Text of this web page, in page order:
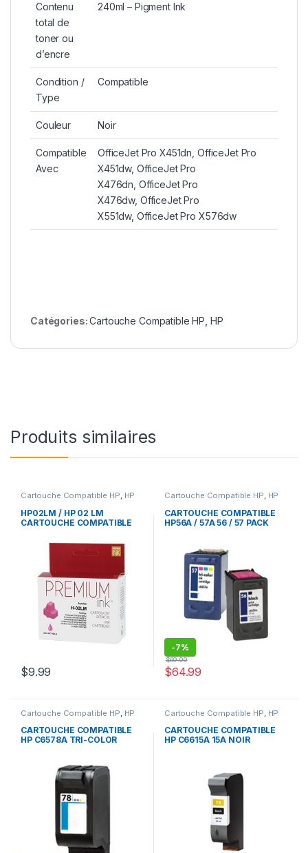
Contenu
total de
toner ou
d’encre
240ml – Pigment Ink
Condition /
Type
Compatible
Couleur Noir
Compatible
Avec
OfficeJet Pro X451dn, OfficeJet Pro
X451dw, OfficeJet Pro
X476dn, OfficeJet Pro
X476dw, OfficeJet Pro
X551dw, OfficeJet Pro X576dw
Catégories:Cartouche Compatible HP, HP
Produits similaires
Cartouche Compatible HP, HP
HP02LM / HP 02 LM
CARTOUCHE COMPATIBLE
REMANUFACTURED
$9.99
Cartouche Compatible HP, HP
CARTOUCHE COMPATIBLE
HP56A / 57A 56 / 57 PACK
-7%
$64.99
$69.99
Cartouche Compatible HP, HP
CARTOUCHE COMPATIBLE
HP C6578A TRI-COLOR
Cartouche Compatible HP, HP
CARTOUCHE COMPATIBLE
HP C6615A 15A NOIR